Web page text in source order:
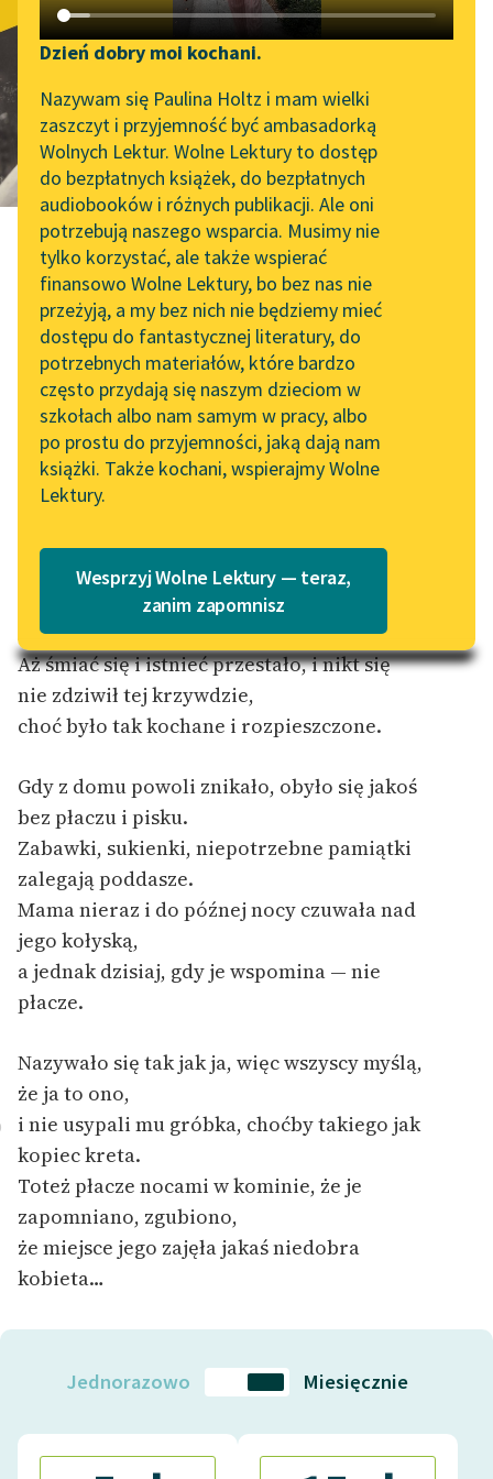
Katalog DAISY
Podkasty o książkach
Zgłoś brak utworu
Aktualności
„Prokurator Alicja Horn”
do słuchania
Byliśmy częścią AI Impact
Lab
Zapraszamy na spotkanie
online z tłumaczkami
literatury skandynawskiej
Spotkanie z Katarzyną
Tunkiel w Oslo
102. lata temu zmarł
Joseph Conrad
Lektury szkolne i klasyka
literatury do słuchania dla
uczennic i uczniów z
niepełnosprawnościami
E-kolekcja lektur
słuchania dla uczennic i
uczniów z
niepełnosprawnościami
Feministyczne inspiracje.
Popularyzacja
skandynawskiej literatury
feministycznej
Ręce pełne poezji
twórców przechodzących
do domeny publicznej,
lektur szkolnych oraz
Starego Testamentu
Odkurzamy bohaterów
Szkoła Poezji Wolnych
Narzędzia
Mapa Wolnych Lektur
Leśmianator
Przewodnik dla piszących i
czytających
API
OAI-PMH
Widget Wolnych Lektur
Przypisy
Katalog w formacie PDF
Zespół
Dzień dobry moi kochani.
Nazywam się Paulina Holtz i mam wielki
zaszczyt i przyjemność być ambasadorką
Wolnych Lektur. Wolne Lektury to dostęp
do bezpłatnych książek, do bezpłatnych
audiobooków i różnych publikacji. Ale oni
potrzebują naszego wsparcia. Musimy nie
tylko korzystać, ale także wspierać
finansowo Wolne Lektury, bo bez nas nie
przeżyją, a my bez nich nie będziemy mieć
dostępu do fantastycznej literatury, do
potrzebnych materiałów, które bardzo
często przydają się naszym dzieciom w
szkołach albo nam samym w pracy, albo
po prostu do przyjemności, jaką dają nam
książki. Także kochani, wspierajmy Wolne
Lektury.
Wesprzyj Wolne Lektury — teraz,
zanim zapomnisz
Ja
Maria Pawlikowska-Jasnorzewska
Ja
Nie ma go nigdzie.
Biegało po domu, krzyczało. Są jeszcze jego
fotografie w salonie.
Aż śmiać się i istnieć przestało, i nikt się
nie zdziwił tej krzywdzie,
choć było tak kochane i rozpieszczone.
Gdy z domu powoli znikało, obyło się jakoś
bez płaczu i pisku.
Zabawki, sukienki, niepotrzebne pamiątki
zalegają poddasze.
Mama nieraz i do późnej nocy czuwała nad
jego kołyską,
a jednak dzisiaj, gdy je wspomina — nie
płacze.
Nazywało się tak jak ja, więc wszyscy myślą,
że ja to ono,
i nie usypali mu gróbka, choćby takiego jak
kopiec kreta.
Toteż płacze nocami w kominie, że je
zapomniano, zgubiono,
że miejsce jego zajęła jakaś niedobra
kobieta…
Jednorazowo Miesięcznie